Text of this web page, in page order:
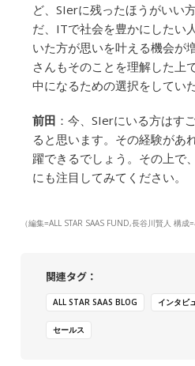
ど、SIerに残ったほうがいい
だ、ITで社会を豊かにしたい
いた方が思いを叶える機会が
さんもそのことを理解した上
中になるための選択をしてい
前田 ：今、SIerにいる方はす
ると思います。その経験があ
躍できるでしょう。その上で
にも注目してみてください。
（編集=ALL STAR SAAS FUND,長谷川賢人 構成=
関連タグ：
ALL STAR SAAS BLOG インタビ
セールス